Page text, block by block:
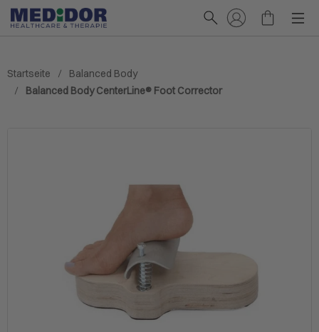
Startseite
Balanced Body
Balanced Body CenterLine® Foot Corrector